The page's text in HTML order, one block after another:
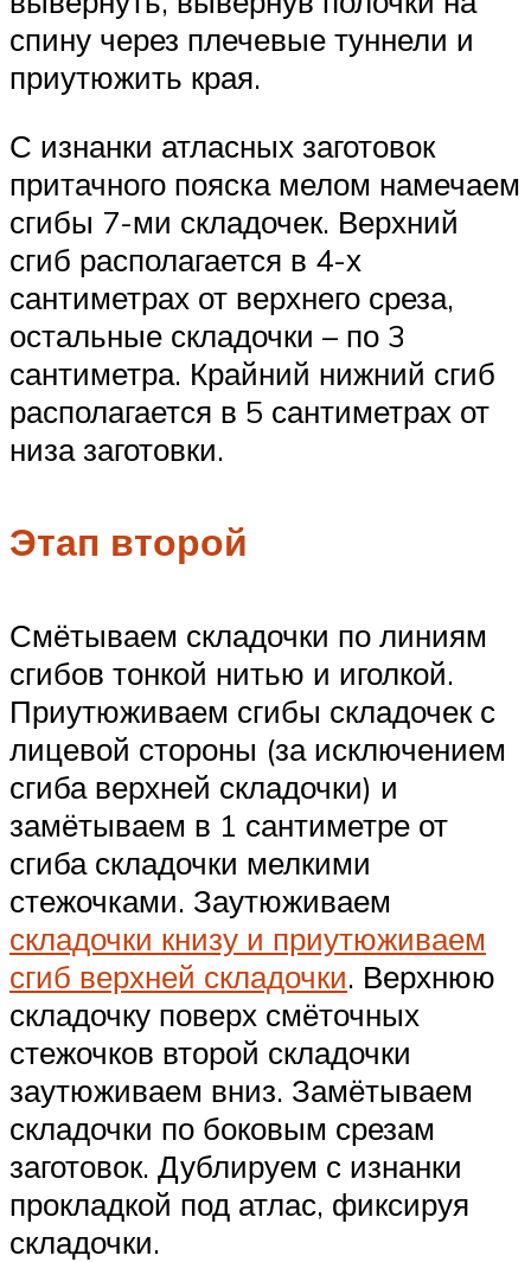
спину через плечевые туннели и
приутюжить края.
С изнанки атласных заготовок
притачного пояска мелом намечаем
сгибы 7-ми складочек. Верхний
сгиб располагается в 4-х
сантиметрах от верхнего среза,
остальные складочки – по 3
сантиметра. Крайний нижний сгиб
располагается в 5 сантиметрах от
низа заготовки.
Этап второй
Смётываем складочки по линиям
сгибов тонкой нитью и иголкой.
Приутюживаем сгибы складочек с
лицевой стороны (за исключением
сгиба верхней складочки) и
замётываем в 1 сантиметре от
сгиба складочки мелкими
стежочками. Заутюживаем
складочки книзу и приутюживаем
сгиб верхней складочки. Верхнюю
складочку поверх смёточных
стежочков второй складочки
заутюживаем вниз. Замётываем
складочки по боковым срезам
заготовок. Дублируем с изнанки
прокладкой под атлас, фиксируя
складочки.